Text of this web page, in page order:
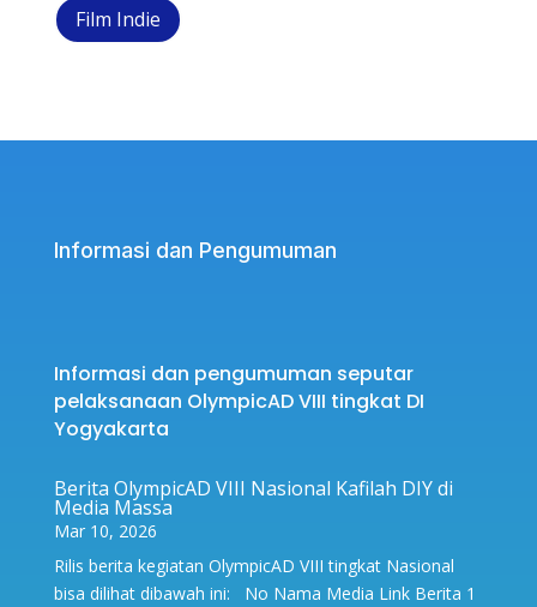
Film Indie
Informasi dan Pengumuman
Informasi dan pengumuman seputar
pelaksanaan OlympicAD VIII tingkat DI
Yogyakarta
Berita OlympicAD VIII Nasional Kafilah DIY di
Media Massa
Mar 10, 2026
Rilis berita kegiatan OlympicAD VIII tingkat Nasional
bisa dilihat dibawah ini: No Nama Media Link Berita 1